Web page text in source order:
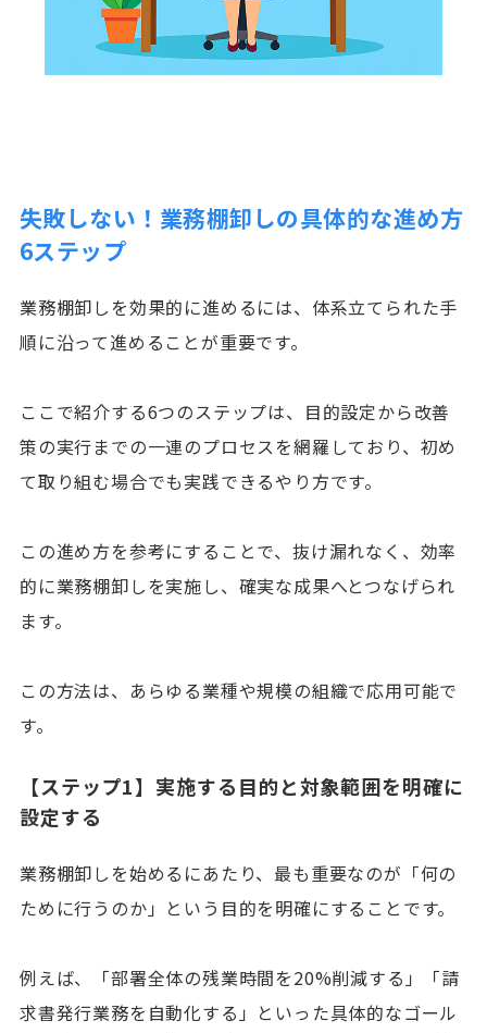
失敗しない！業務棚卸しの具体的な進め方
6ステップ
業務棚卸しを効果的に進めるには、体系立てられた手
順に沿って進めることが重要です。
ここで紹介する6つのステップは、目的設定から改善
策の実行までの一連のプロセスを網羅しており、初め
て取り組む場合でも実践できるやり方です。
この進め方を参考にすることで、抜け漏れなく、効率
的に業務棚卸しを実施し、確実な成果へとつなげられ
ます。
この方法は、あらゆる業種や規模の組織で応用可能で
す。
【ステップ1】実施する目的と対象範囲を明確に
設定する
業務棚卸しを始めるにあたり、最も重要なのが「何の
ために行うのか」という目的を明確にすることです。
例えば、「部署全体の残業時間を20%削減する」「請
求書発行業務を自動化する」といった具体的なゴール